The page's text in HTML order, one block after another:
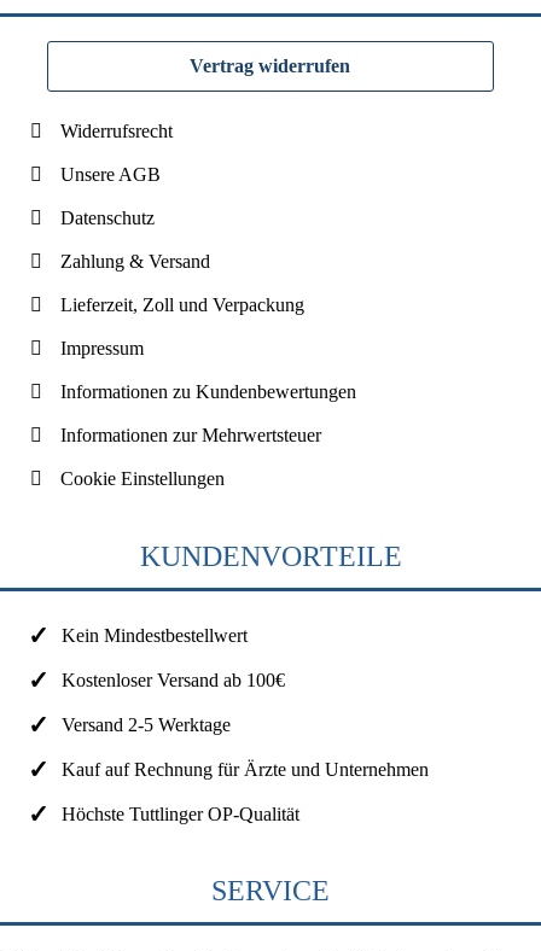
Vertrag widerrufen
Widerrufsrecht
Unsere AGB
Datenschutz
Zahlung & Versand
Lieferzeit, Zoll und Verpackung
Impressum
Informationen zu Kundenbewertungen
Informationen zur Mehrwertsteuer
Cookie Einstellungen
KUNDENVORTEILE
Kein Mindestbestellwert
Kostenloser Versand ab 100€
Versand 2-5 Werktage
Kauf auf Rechnung für Ärzte und Unternehmen
Höchste Tuttlinger OP-Qualität
SERVICE